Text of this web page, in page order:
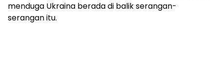
menduga Ukraina berada di balik serangan-
serangan itu.